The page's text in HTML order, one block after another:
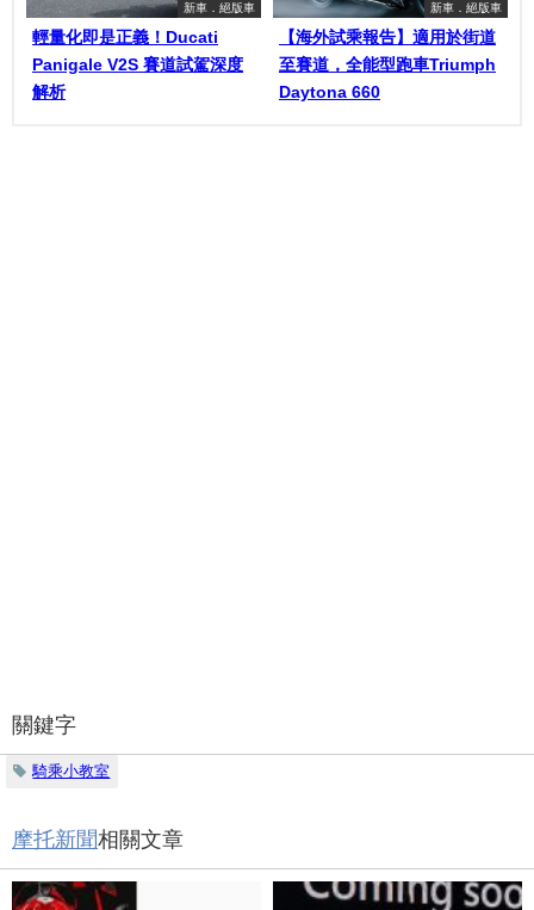
新車．絕版車
輕量化即是正義！Ducati
Panigale V2S 賽道試駕深度
解析
新車．絕版車
【海外試乘報告】適用於街道
至賽道，全能型跑車Triumph
Daytona 660
關鍵字
騎乘小教室
摩托新聞相關文章